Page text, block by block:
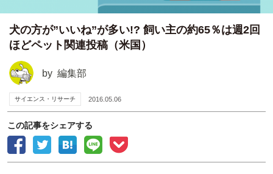
犬の方が”いいね”が多い!? 飼い主の約65％は週2回
ほどペット関連投稿（米国）
by 編集部
サイエンス・リサーチ 2016.05.06
この記事をシェアする